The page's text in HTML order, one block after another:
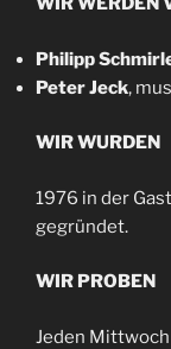
Philipp
Peter Jeck,
WIR WURDEN
1976 in der
gegründet.
WIR PROBEN
Jeden